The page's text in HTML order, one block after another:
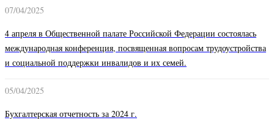
07/04/2025
4 апреля в Общественной палате Российской Федерации состоялась
международная конференция, посвященная вопросам трудоустройства
и социальной поддержки инвалидов и их семей.
05/04/2025
Бухгалтерская отчетность за 2024 г.